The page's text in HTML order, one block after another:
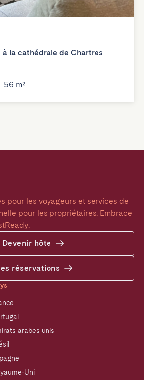
à la cathédrale de Chartres
56 m²
pour les voyageurs et services de
pour les propriétaires. Embrace
Devenir hôte
réservations
arabes unis
Uni